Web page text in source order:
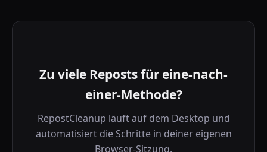
Zu viele Reposts für eine-nach-
einer-Methode?
RepostCleanup läuft auf dem Desktop und
automatisiert die Schritte in deiner eigenen
Browser-Sitzung.